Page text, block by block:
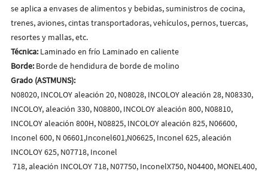
se aplica a envases de alimentos y bebidas, suministros de cocina,
trenes, aviones, cintas transportadoras, vehículos, pernos, tuercas,
resortes y mallas, etc.
Técnica:Laminado en frío Laminado en caliente
Borde:Borde de hendidura de borde de molino
Grado (ASTMUNS):
N08020, INCOLOY aleación 20, N08028, INCOLOY aleación 28, N08330,
INCOLOY, aleación 330, N08800, INCOLOY aleación 800, N08810,
INCOLOY aleación 800H, N08825, INCOLOY aleación 825, N06600,
Inconel 600, N 06601,Inconel601,N06625, Inconel 625, aleación
INCOLOY 625, N07718, Inconel
718, aleación INCOLOY 718, N07750, InconelX750, N04400, MONEL400,